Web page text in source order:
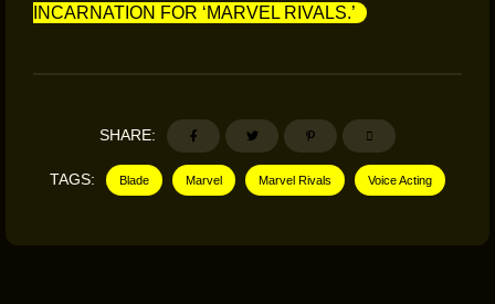
INCARNATION FOR ‘MARVEL RIVALS.’
SHARE:
TAGS: Blade Marvel Marvel Rivals Voice Acting